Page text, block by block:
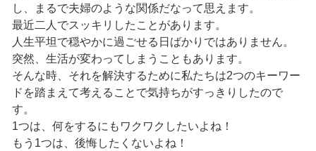
し、まるで夫婦のような関係だなって思えます。
最近二人でスッキリしたことがあります。
人生平坦で穏やかに過ごせる日ばかりではありません。
突然、生活が変わってしまうこともあります。
そんな時、それを解決するために私たちは2つのキーワー
ドを踏まえて考えることで気持ちがすっきりしたので
す。
1つは、何をするにもワクワクしたいよね！
もう1つは、後悔したくないよね！